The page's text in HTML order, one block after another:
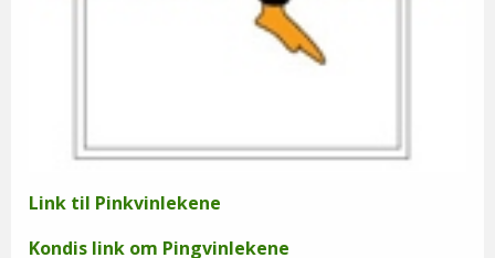
Link til Pinkvinlekene
Kondis link om Pingvinlekene